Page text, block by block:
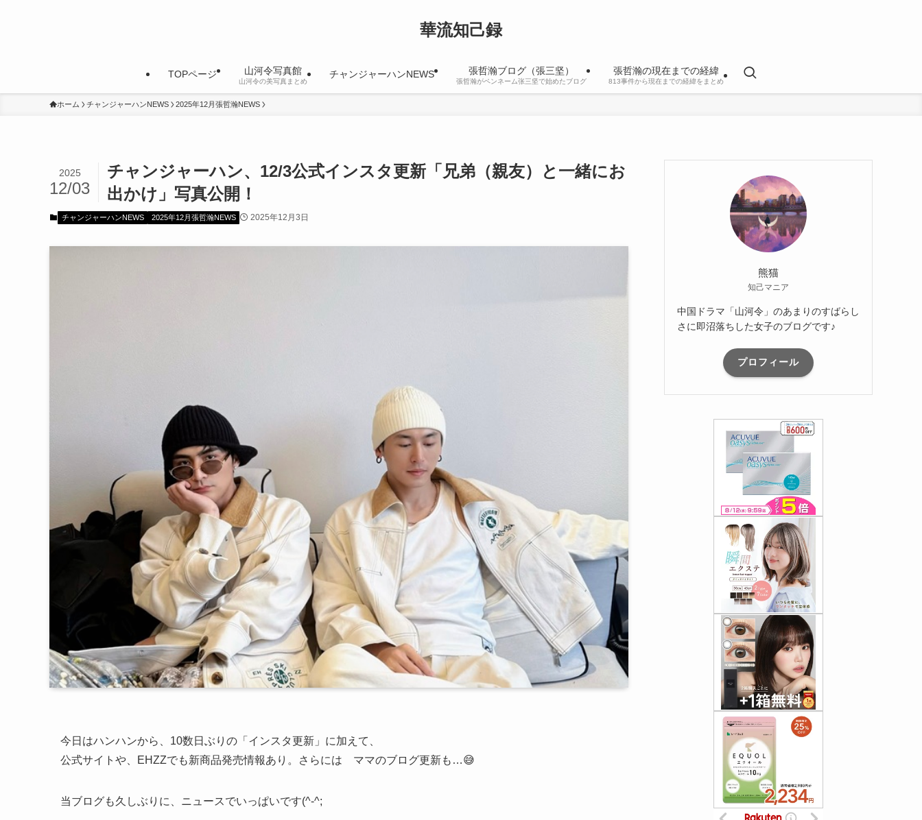
華流知己録
TOPページ 山河令写真館
山河令の美写真まとめ
チャンジャーハンNEWS 張哲瀚ブログ（張三坚）
張哲瀚がペンネーム张三坚で始めたブログ
張哲瀚の現在までの経緯
813事件から現在までの経緯をまとめ
ホーム チャンジャーハンNEWS 2025年12月張哲瀚NEWS
チャンジャーハン、12/3公式インスタ更新「兄弟（親友）と一緒にお
出かけ」写真公開！
2025
12/03
チャンジャーハンNEWS 2025年12月張哲瀚NEWS 2025年12月3日
今日はハンハンから、10数日ぶりの「インスタ更新」に加えて、
公式サイトや、EHZZでも新商品発売情報あり。さらには ママのブログ更新も…😅
当ブログも久しぶりに、ニュースでいっぱいです(^-^;
熊猫
知己マニア
中国ドラマ「山河令」のあまりのすばらし
さに即沼落ちした女子のブログです♪
プロフィール